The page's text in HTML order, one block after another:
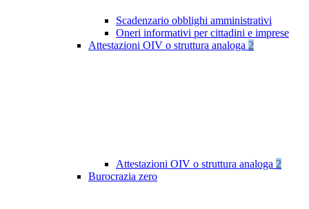
Scadenzario obblighi amministrativi
Oneri informativi per cittadini e imprese
Attestazioni OIV o struttura analoga 2
Attestazioni OIV o struttura analoga 2
Burocrazia zero